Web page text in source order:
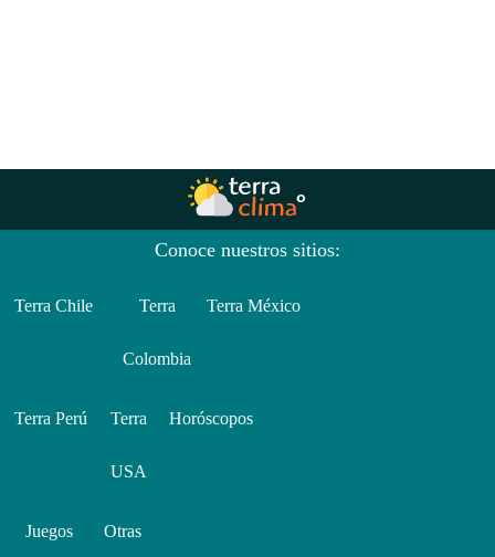
Conoce nuestros sitios:
Terra Chile Terra
Colombia
Terra México
Terra Perú Terra
USA
Horóscopos
Juegos Otras